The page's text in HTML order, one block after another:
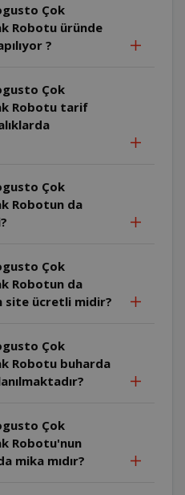
Çok
Robotu üründe
?
Çok
Robotu tarif
Çok
Robotun da
Çok
Robotun da
site ücretli midir?
Çok
Robotu buharda
Çok
Robotu'nun
mika mıdır?